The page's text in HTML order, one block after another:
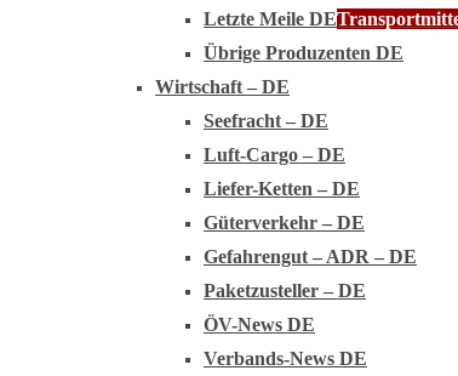
Letzte Meile DE
Übrige Produzenten DE
Wirtschaft – DE
Seefracht – DE
Luft-Cargo – DE
Liefer-Ketten – DE
Güterverkehr – DE
Gefahrengut – ADR – DE
Paketzusteller – DE
ÖV-News DE
Verbands-News DE